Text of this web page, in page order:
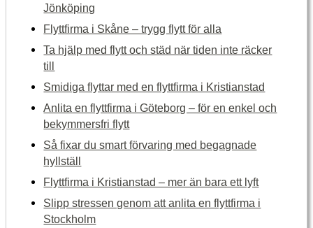
Jönköping
Flyttfirma i Skåne – trygg flytt för alla
Ta hjälp med flytt och städ när tiden inte räcker
till
Smidiga flyttar med en flyttfirma i Kristianstad
Anlita en flyttfirma i Göteborg – för en enkel och
bekymmersfri flytt
Så fixar du smart förvaring med begagnade
hyllställ
Flyttfirma i Kristianstad – mer än bara ett lyft
Slipp stressen genom att anlita en flyttfirma i
Stockholm